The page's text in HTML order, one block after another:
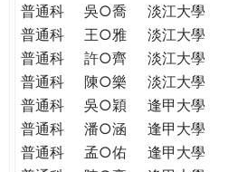
普通科
吳○喬 淡江大學
普通科
王○雅 淡江大學
普通科
許○齊 淡江大學
普通科
陳○樂 淡江大學
普通科
吳○穎 逢甲大學
普通科
潘○涵 逢甲大學
普通科
孟○佑 逢甲大學